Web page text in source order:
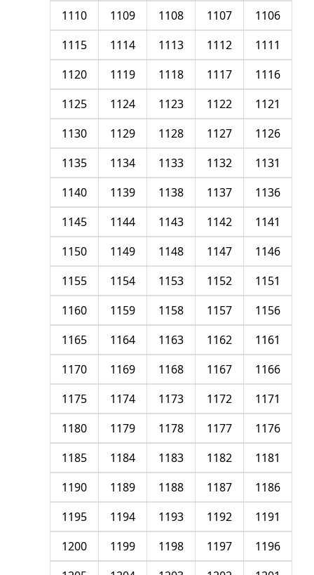
1106
1107
1108
1109
1110
1111
1112
1113
1114
1115
1116
1117
1118
1119
1120
1121
1122
1123
1124
1125
1126
1127
1128
1129
1130
1131
1132
1133
1134
1135
1136
1137
1138
1139
1140
1141
1142
1143
1144
1145
1146
1147
1148
1149
1150
1151
1152
1153
1154
1155
1156
1157
1158
1159
1160
1161
1162
1163
1164
1165
1166
1167
1168
1169
1170
1171
1172
1173
1174
1175
1176
1177
1178
1179
1180
1181
1182
1183
1184
1185
1186
1187
1188
1189
1190
1191
1192
1193
1194
1195
1196
1197
1198
1199
1200